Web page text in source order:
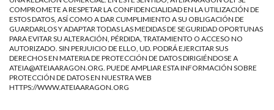
COMPROMETE A RESPETAR LA CONFIDENCIALIDAD EN LA UTILIZACIÓN DE
ESTOS DATOS, ASÍ COMO A DAR CUMPLIMIENTO A SU OBLIGACIÓN DE
GUARDARLOS Y ADAPTAR TODAS LAS MEDIDAS DE SEGURIDAD OPORTUNAS
PARA EVITAR SU ALTERACIÓN, PÉRDIDA, TRATAMIENTO O ACCESO NO
AUTORIZADO. SIN PERJUICIO DE ELLO, UD. PODRÁ EJERCITAR SUS
DERECHOS EN MATERIA DE PROTECCIÓN DE DATOS DIRIGIÉNDOSE A
ATEIA@ATEIAARAGON.ORG. PUEDE AMPLIAR ESTA INFORMACIÓN SOBRE
PROTECCIÓN DE DATOS EN NUESTRA WEB
HTTPS://WWW.ATEIAARAGON.ORG